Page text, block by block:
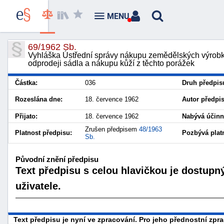
69/1962 Sb.
Vyhláška Ústřední správy nákupu zemědělských
odprodeji sádla a nákupu kůží z těchto porážek
Částka: 036 Druh
Rozeslána dne: 18. července 1962 Autor
Přijato: 18. července 1962 Nabývá
Platnost předpisu: Zrušen předpisem 48/1963
Sb.
Pozbývá
Původní znění předpisu
Text předpisu s celou hlavičkou je
uživatele.
Text předpisu je nyní ve zpracování. Pro jeho přednostní
MENU